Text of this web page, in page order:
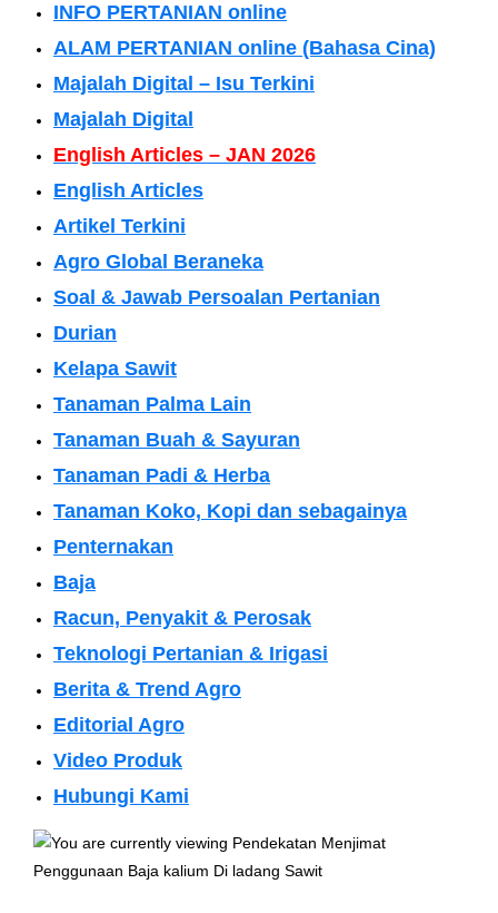
INFO PERTANIAN online
ALAM PERTANIAN online (Bahasa Cina)
Majalah Digital – Isu Terkini
Majalah Digital
English Articles – JAN 2026
English Articles
Artikel Terkini
Agro Global Beraneka
Soal & Jawab Persoalan Pertanian
Durian
Kelapa Sawit
Tanaman Palma Lain
Tanaman Buah & Sayuran
Tanaman Padi & Herba
Tanaman Koko, Kopi dan sebagainya
Penternakan
Baja
Racun, Penyakit & Perosak
Teknologi Pertanian & Irigasi
Berita & Trend Agro
Editorial Agro
Video Produk
Hubungi Kami